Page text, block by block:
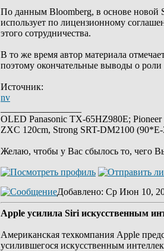
По данным Bloomberg, в основе новой
использует по лицензионному
этого сотрудничества.
В то же время автор материала
поэтому окончательные выводы о
Источник:
nv
OLED Panasonic TX-65HZ980E;
ZXC 120cm, Strong SRT-DM2100
Желаю, чтобы у Вас сбылось то, чего
Добавлено: Ср Июн 10,
Apple усилила Siri искусственным
Американская техкомпания Apple
усилившегося искусственным